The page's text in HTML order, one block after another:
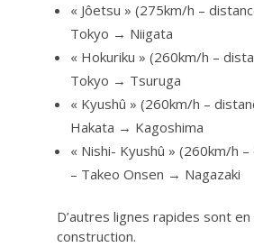
« Jôetsu » (275km/h –
Tokyo → Niigata
« Hokuriku » (260km/h –
Tokyo → Tsuruga
« Kyushû » (260km/h –
Hakata → Kagoshima
« Nishi- Kyushû » (260km/h
– Takeo Onsen → Nagazaki
D’autres lignes rapides sont
construction.